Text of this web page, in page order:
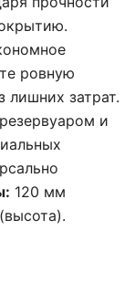
ровную
лишних затрат.
и
120 мм